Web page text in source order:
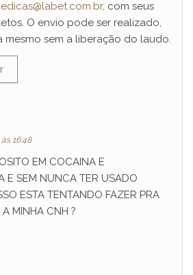
, com seus
O envio pode ser realizado,
mesmo sem a liberação do laudo.
16:48
EM COCAINA E
E SEM NUNCA TER USADO
ESTA TENTANDO FAZER PRA
MINHA CNH ?